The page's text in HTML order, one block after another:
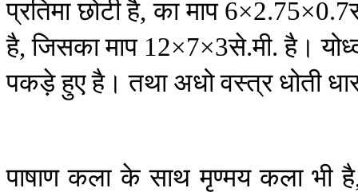
प्रतिमाछोटीहै,कामाप6×2.75×0.7
है,जिसकामाप12×7×3से.मी.है।
पकड़ेहुएहै। तथा अधोवस्त्र धोती
पाषाण कला के साथ मृण्मय कला भी है